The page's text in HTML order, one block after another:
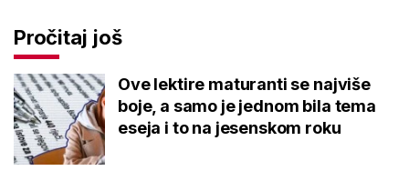
Pročitaj još
Ove lektire maturanti se najviše
boje, a samo je jednom bila tema
eseja i to na jesenskom roku